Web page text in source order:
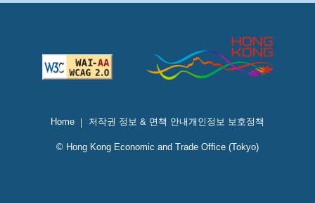
Home 저작권 정보 & 면책 안내 개인정보 보호정책
© Hong Kong Economic and Trade Office (Tokyo)